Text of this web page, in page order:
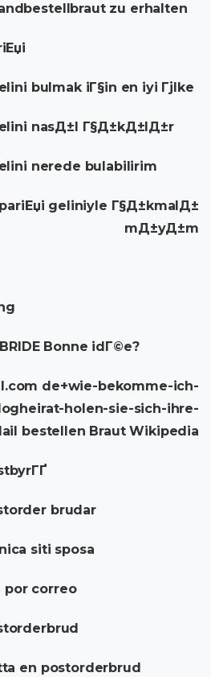
zu erhalten
bulmak iГ§in en iyi Гјlke
nasД±l Г§Д±kД±lД±r
nerede bulabilirim
geliniyle Г§Д±kmalД±
mД±yД±m
BRIDE Bonne idГ©e?
de+wie-bekomme-ich-
holen-sie-sich-ihre-
bestellen Braut Wikipedia
brudar
siti sposa
por correo
en postorderbrud